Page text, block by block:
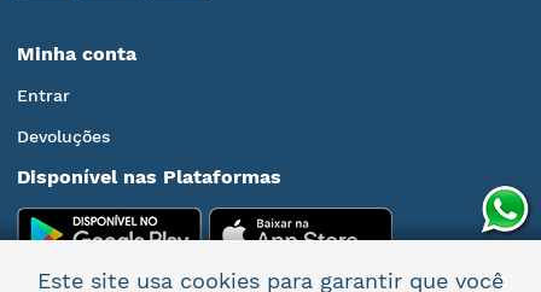
Minha conta
Entrar
Devoluções
Disponível nas Plataformas
Este site usa cookies para garantir que você